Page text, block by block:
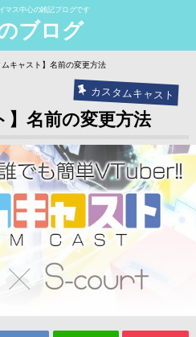
マス中心の雑記ブログです
ブログ
ムキャスト】名前の変更方法
カスタムキャスト
】名前の変更方法